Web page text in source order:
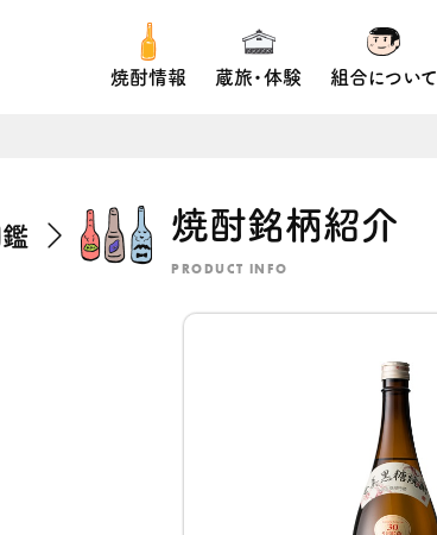
焼酎情報 蔵旅・体験 組合について
焼酎銘柄紹介
PRODUCT INFO